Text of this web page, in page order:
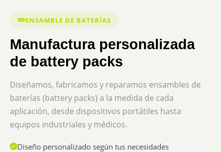
ENSAMBLE DE BATERÍAS
Manufactura personalizada
de battery packs
Diseñamos, fabricamos y reparamos ensambles de
baterías (battery packs) a la medida de cada
aplicación, desde dispositivos portátiles hasta
equipos industriales y médicos.
Diseño personalizado según tus necesidades